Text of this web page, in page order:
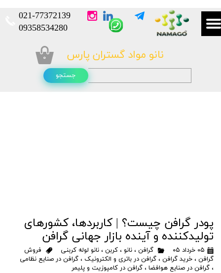
نانو مواد گستران پارس
021-77372139​​​​​​​
​​​​​​​09358534280
جستجو
۰
پودر گرافن چیست؟ | کاربردها، کشورهای
تولیدکننده و آینده بازار جهانی گرافن
۰۵ خرداد ۰۵ گرافن ، نانو ، کربن ، نانو لوله کربنی
فروش
گرافن ، خرید گرافن ، گرافن در باتری و الکترونیک ، گرافن در صنایع نظامی
، گرافن در صنایع هوافضا ، گرافن در کامپوزیت و پلیمر